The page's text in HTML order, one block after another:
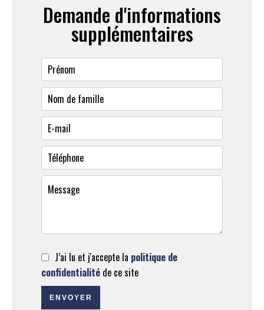
Demande d'informations
supplémentaires
J’ai lu et j'accepte la politique de
confidentialité de ce site
ENVOYER